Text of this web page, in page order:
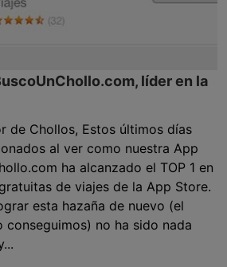
líder en la
de Chollos, Estos últimos días
al ver como nuestra App
ha alcanzado el TOP 1 en
de viajes de la App Store.
esta hazaña de nuevo (el
conseguimos) no ha sido nada